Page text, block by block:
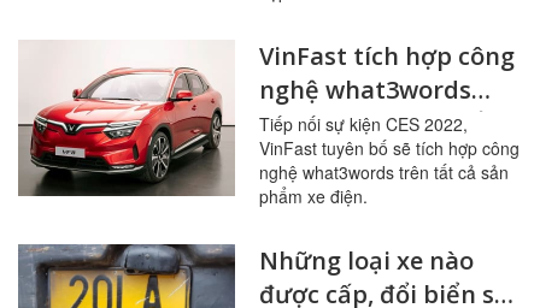
VinFast tích hợp công
nghệ what3words
trên tất cả sản phẩm
xe điện
Tiếp nối sự kiện CES 2022,
VinFast tuyên bố sẽ tích hợp công
nghệ what3words trên tất cả sản
phẩm xe điện.
Những loại xe nào
được cấp, đổi biển số